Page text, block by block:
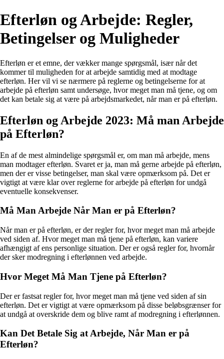
Efterløn og Arbejde: Regler,
Betingelser og Muligheder
Efterløn er et emne, der vækker mange spørgsmål, især når det
kommer til muligheden for at arbejde samtidig med at modtage
efterløn. Her vil vi se nærmere på reglerne og betingelserne for at
arbejde på efterløn samt undersøge, hvor meget man må tjene, og om
det kan betale sig at være på arbejdsmarkedet, når man er på efterløn.
Efterløn og Arbejde 2023: Må man Arbejde
på Efterløn?
En af de mest almindelige spørgsmål er, om man må arbejde, mens
man modtager efterløn. Svaret er ja, man må gerne arbejde på efterløn,
men der er visse betingelser, man skal være opmærksom på. Det er
vigtigt at være klar over reglerne for arbejde på efterløn for undgå
eventuelle konsekvenser.
Må Man Arbejde Når Man er på Efterløn?
Når man er på efterløn, er der regler for, hvor meget man må arbejde
ved siden af. Hvor meget man må tjene på efterløn, kan variere
afhængigt af ens personlige situation. Der er også regler for, hvornår
der sker modregning i efterlønnen ved arbejde.
Hvor Meget Må Man Tjene på Efterløn?
Der er fastsat regler for, hvor meget man må tjene ved siden af sin
efterløn. Det er vigtigt at være opmærksom på disse beløbsgrænser for
at undgå at overskride dem og blive ramt af modregning i efterlønnen.
Kan Det Betale Sig at Arbejde, Når Man er på
Efterløn?